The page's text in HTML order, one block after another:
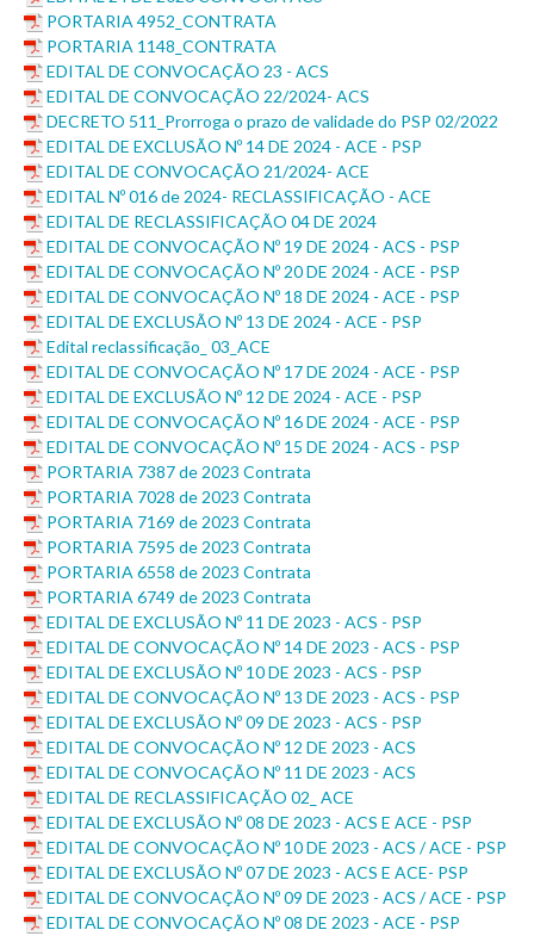
PORTARIA 4952_CONTRATA
PORTARIA 1148_CONTRATA
EDITAL DE CONVOCAÇÃO 23 - ACS
EDITAL DE CONVOCAÇÃO 22/2024- ACS
DECRETO 511_Prorroga o prazo de validade do PSP 02/2022
EDITAL DE EXCLUSÃO Nº 14 DE 2024 - ACE - PSP
EDITAL DE CONVOCAÇÃO 21/2024- ACE
EDITAL Nº 016 de 2024- RECLASSIFICAÇÃO - ACE
EDITAL DE RECLASSIFICAÇÃO 04 DE 2024
EDITAL DE CONVOCAÇÃO Nº 19 DE 2024 - ACS - PSP
EDITAL DE CONVOCAÇÃO Nº 20 DE 2024 - ACE - PSP
EDITAL DE CONVOCAÇÃO Nº 18 DE 2024 - ACE - PSP
EDITAL DE EXCLUSÃO Nº 13 DE 2024 - ACE - PSP
Edital reclassificação_ 03_ACE
EDITAL DE CONVOCAÇÃO Nº 17 DE 2024 - ACE - PSP
EDITAL DE EXCLUSÃO Nº 12 DE 2024 - ACE - PSP
EDITAL DE CONVOCAÇÃO Nº 16 DE 2024 - ACE - PSP
EDITAL DE CONVOCAÇÃO Nº 15 DE 2024 - ACS - PSP
PORTARIA 7387 de 2023 Contrata
PORTARIA 7028 de 2023 Contrata
PORTARIA 7169 de 2023 Contrata
PORTARIA 7595 de 2023 Contrata
PORTARIA 6558 de 2023 Contrata
PORTARIA 6749 de 2023 Contrata
EDITAL DE EXCLUSÃO Nº 11 DE 2023 - ACS - PSP
EDITAL DE CONVOCAÇÃO Nº 14 DE 2023 - ACS - PSP
EDITAL DE EXCLUSÃO Nº 10 DE 2023 - ACS - PSP
EDITAL DE CONVOCAÇÃO Nº 13 DE 2023 - ACS - PSP
EDITAL DE EXCLUSÃO Nº 09 DE 2023 - ACS - PSP
EDITAL DE CONVOCAÇÃO Nº 12 DE 2023 - ACS
EDITAL DE CONVOCAÇÃO Nº 11 DE 2023 - ACS
EDITAL DE RECLASSIFICAÇÃO 02_ ACE
EDITAL DE EXCLUSÃO Nº 08 DE 2023 - ACS E ACE - PSP
EDITAL DE CONVOCAÇÃO Nº 10 DE 2023 - ACS / ACE - PSP
EDITAL DE EXCLUSÃO Nº 07 DE 2023 - ACS E ACE- PSP
EDITAL DE CONVOCAÇÃO Nº 09 DE 2023 - ACS / ACE - PSP
EDITAL DE CONVOCAÇÃO Nº 08 DE 2023 - ACE - PSP